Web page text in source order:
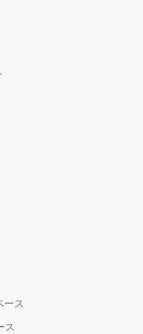
ース
ス